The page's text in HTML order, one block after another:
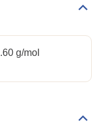
g/mol